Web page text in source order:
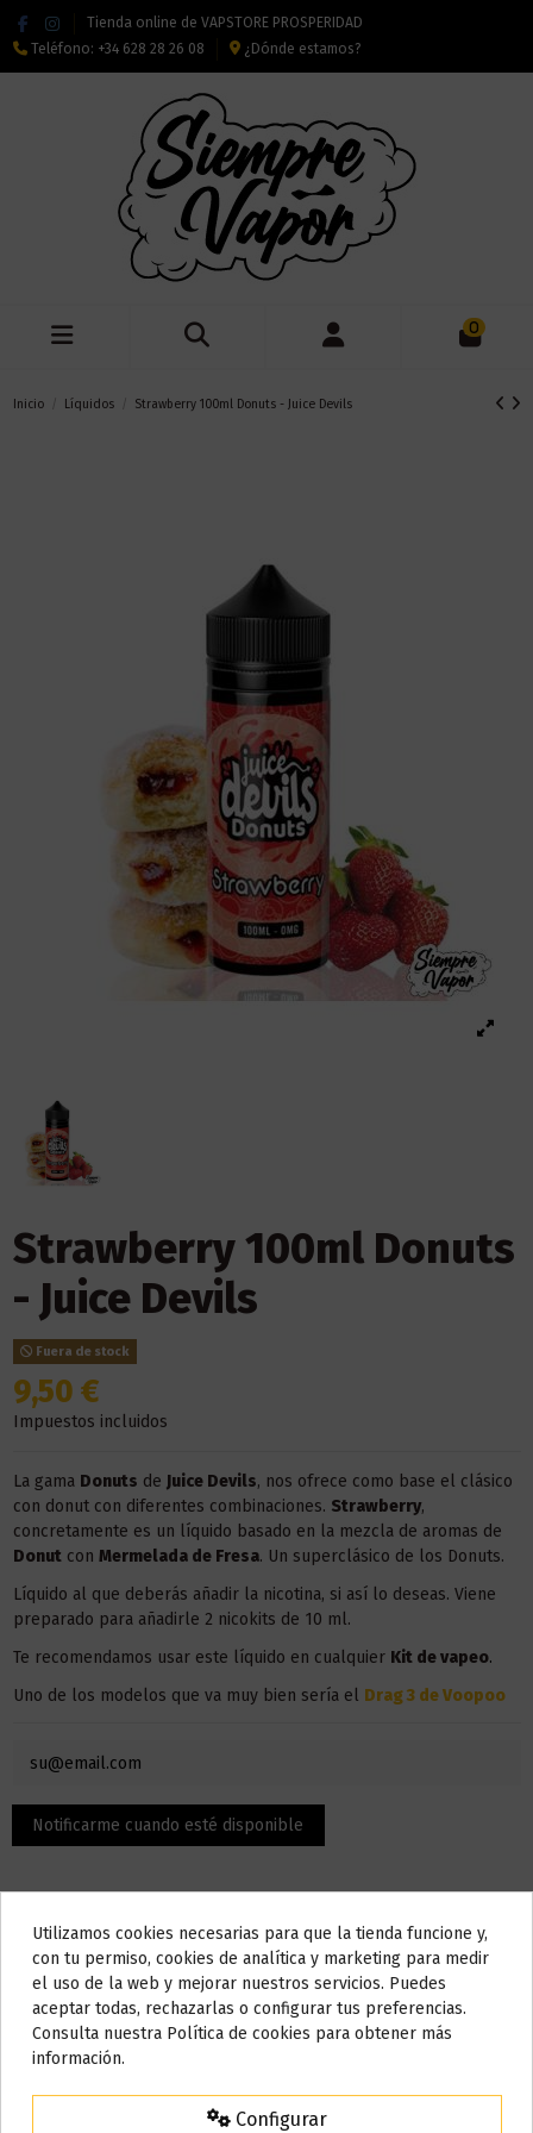
Tienda online de VAPSTORE PROSPERIDAD
Teléfono: +34 628 28 26 08 ¿Dónde estamos?
0
Inicio Líquidos Strawberry 100ml Donuts - Juice Devils
Strawberry 100ml Donuts
- Juice Devils
Fuera de stock
9,50 €
Impuestos incluidos
La gama Donuts de Juice Devils, nos ofrece como base el clásico
con donut con diferentes combinaciones. Strawberry,
concretamente es un líquido basado en la mezcla de aromas de
Donutcon Mermelada de Fresa. Un superclásico de los Donuts.
Líquido al que deberás añadir la nicotina, si así lo deseas. Viene
preparado para añadirle 2 nicokits de 10 ml.
Te recomendamos usar este líquido en cualquier Kit de vapeo.
Uno de los modelos que va muy bien sería el Drag 3 de Voopoo
Descripción
El contenido son 100 ml, pero la botella admite hasta 120 ml,
Do not show again.
AVISO IMPORTANTE
Nos tomamos unos días
Utilizamos cookies necesarias para que la tienda funcione y,
con tu permiso, cookies de analítica y marketing para medir
el uso de la web y mejorar nuestros servicios. Puedes
aceptar todas, rechazarlas o configurar tus preferencias.
Consulta nuestra Política de cookies para obtener más
información.
Configurar